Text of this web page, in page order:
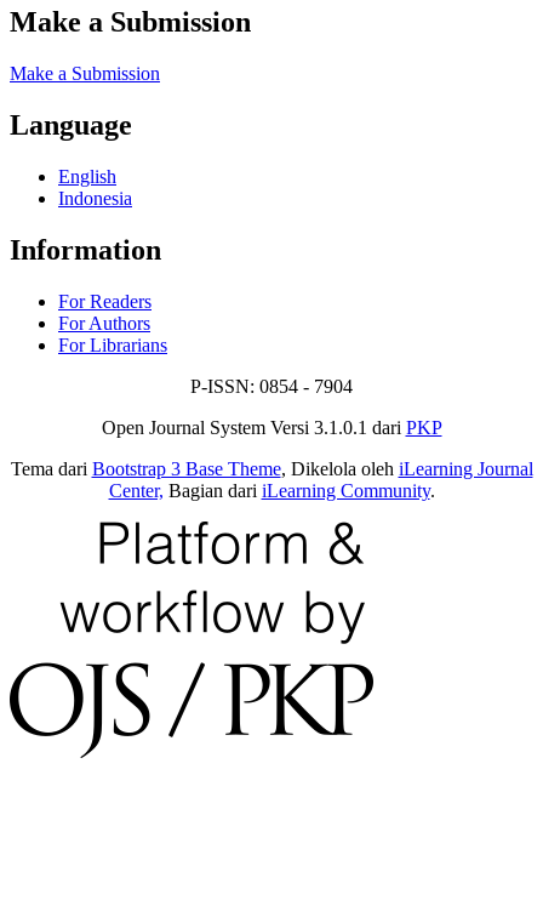
Make a Submission
Make a Submission
Language
English
Indonesia
Information
For Readers
For Authors
For Librarians
P-ISSN: 0854 - 7904
Open Journal System Versi 3.1.0.1 dari PKP
Tema dari Bootstrap 3 Base Theme, Dikelola oleh iLearning Journal
Center, Bagian dari iLearning Community.